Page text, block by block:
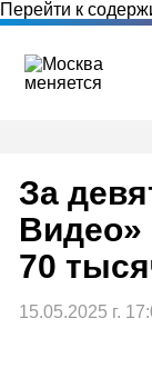
Перейти к
За
Видео»
70
15.05.2025 г.